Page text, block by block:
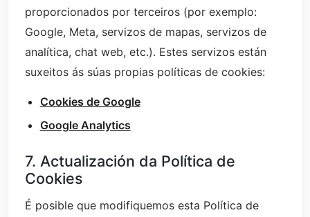
proporcionados por terceiros (por exemplo:
Google, Meta, servizos de mapas, servizos de
analítica, chat web, etc.). Estes servizos están
suxeitos ás súas propias políticas de cookies:
Cookies de Google
Google Analytics
7. Actualización da Política de
Cookies
É posible que modifiquemos esta Política de